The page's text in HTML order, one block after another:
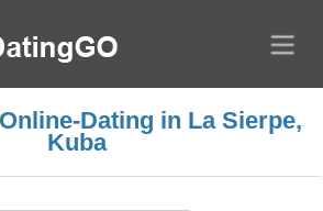
Dating in La Sierpe,
Kuba